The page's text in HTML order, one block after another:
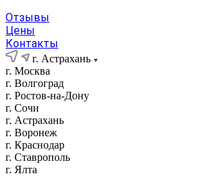
Отзывы
Цены
Контакты
г. Астрахань
г. Москва
г. Волгоград
г. Ростов-на-Дону
г. Сочи
г. Астрахань
г. Воронеж
г. Краснодар
г. Ставрополь
г. Ялта